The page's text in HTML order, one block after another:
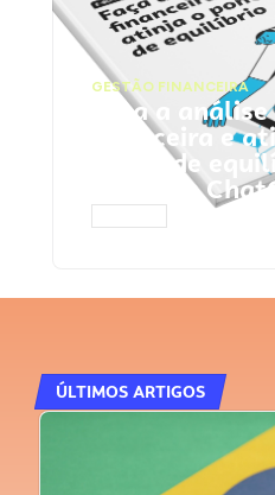
GESTÃO FINANCEIRA
Faça a análise
financeira e
ponto de
Prompts
ÚLTIMOS ARTIGOS